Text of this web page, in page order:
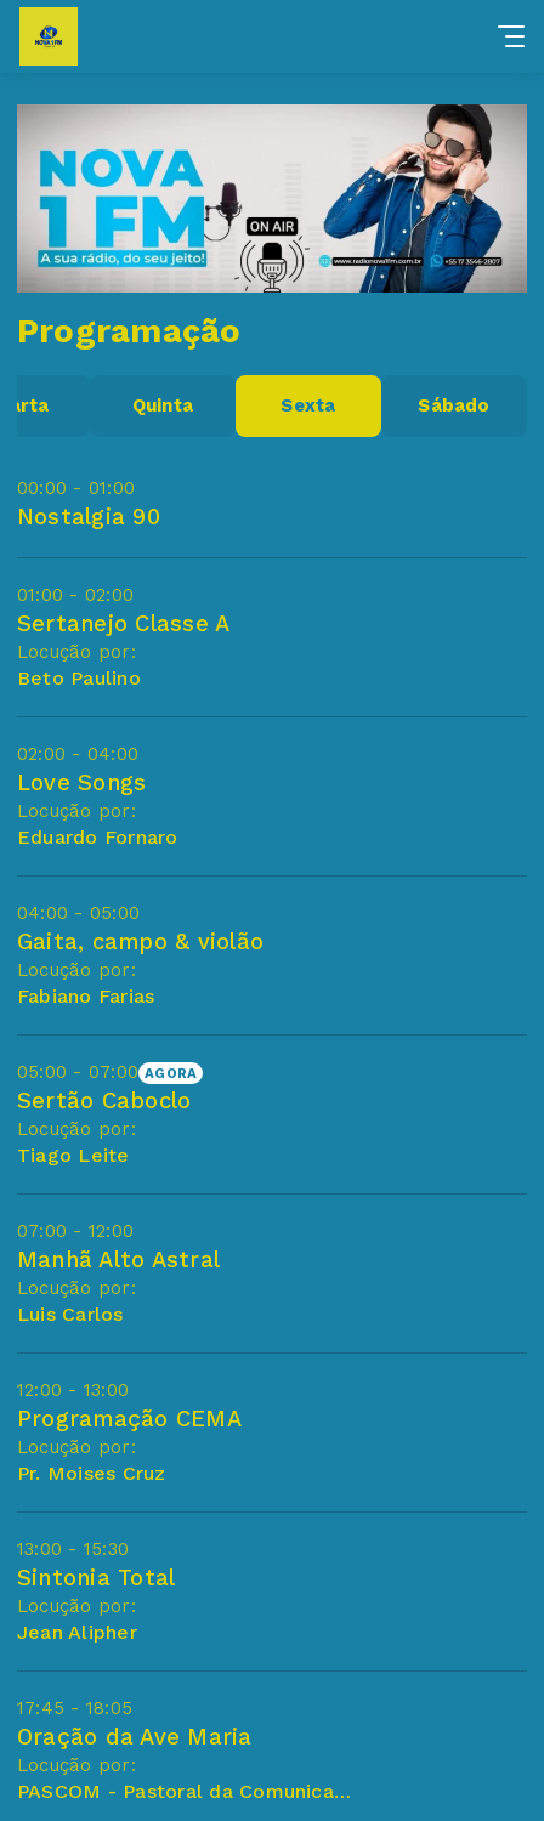
Programação
Quinta Sexta Sábado
00:00 - 01:00
Nostalgia 90
01:00 - 02:00
Sertanejo Classe A
Locução por:
Beto Paulino
02:00 - 04:00
Love Songs
Locução por:
Eduardo Fornaro
04:00 - 05:00
Gaita, campo & violão
Locução por:
Fabiano Farias
05:00 - 07:00 AGORA
Sertão Caboclo
Locução por:
Tiago Leite
07:00 - 12:00
Manhã Alto Astral
Locução por:
Luis Carlos
12:00 - 13:00
Programação CEMA
Locução por:
Pr. Moises Cruz
13:00 - 15:30
Sintonia Total
Locução por:
Jean Alipher
17:45 - 18:05
Oração da Ave Maria
Locução por:
PASCOM - Pastoral da Comunicação (Paroquia Sao Jose de Itajobi)